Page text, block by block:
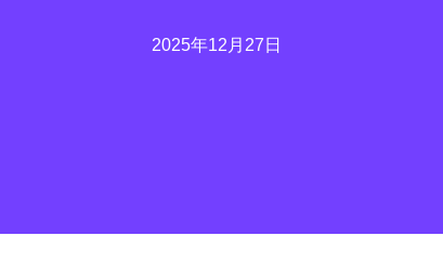
2025年12月27日